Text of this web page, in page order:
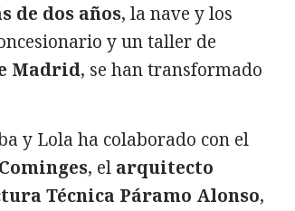
de dos años, la nave y los
y un taller de
Madrid, se han transformado
y Lola ha colaborado con el
, el arquitecto
Técnica Páramo Alonso,